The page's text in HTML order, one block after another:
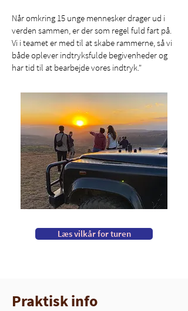
Når omkring 15 unge mennesker drager ud i
verden sammen, er der som regel fuld fart på.
Vi i teamet er med til at skabe rammerne, så vi
både oplever indtryksfulde begivenheder og
har tid til at bearbejde vores indtryk."
Læs vilkår for turen
Praktisk info